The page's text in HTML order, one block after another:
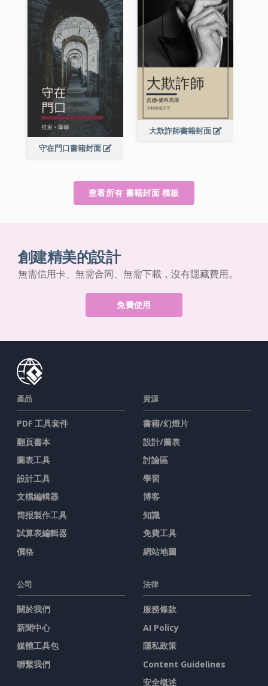
大欺詐師書籍封面
守在門口書籍封面
查看所有 書籍封面 模板
創建精美的設計
無需信用卡、無需合同、無需下載，沒有隱藏費用。
免費使用
產品
PDF 工具套件
翻頁書本
圖表工具
設計工具
文檔編輯器
简报製作工具
試算表編輯器
價格
資源
書籍/幻燈片
設計/圖表
討論區
學習
博客
知識
免費工具
網站地圖
公司
關於我們
新聞中心
媒體工具包
聯繫我們
法律
服務條款
AI Policy
隱私政策
Content Guidelines
安全概述